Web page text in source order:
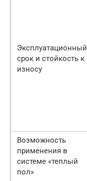
Эксплуатационный
срок и стойкость к
износу
Возможность
применения в
системе «теплый
пол»